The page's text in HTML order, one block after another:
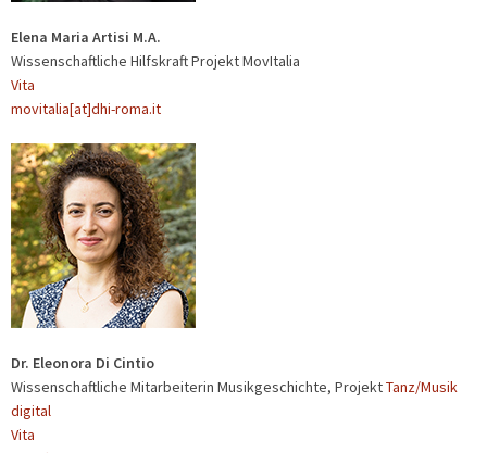
Elena Maria Artisi M.A.
Wissenschaftliche Hilfskraft Projekt MovItalia
Vita
movitalia[at]dhi-roma.it
Dr. Eleonora Di Cintio
Wissenschaftliche Mitarbeiterin Musikgeschichte, ProjektTanz/Musik
digital
Vita